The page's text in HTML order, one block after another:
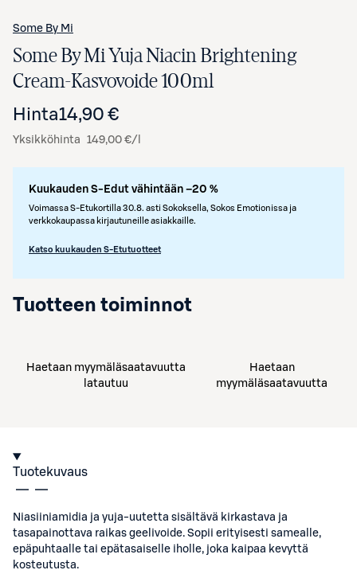
Some By Mi
Some By Mi Yuja Niacin Brightening
Cream-Kasvovoide 100ml
Hinta14,90 €
Yksikköhinta 149,00 €/l
Kuukauden S-Edut vähintään –20 %
Voimassa S-Etukortilla 30.8. asti Sokoksella, Sokos Emotionissa ja
verkkokaupassa kirjautuneille asiakkaille.
Katso kuukauden S-Etutuotteet
Tuotteen toiminnot
Haetaan myymäläsaatavuutta
latautuu
Haetaan
myymäläsaatavuutta
Tuotekuvaus
Niasiiniamidia ja yuja-uutetta sisältävä kirkastava ja
tasapainottava raikas geelivoide. Sopii erityisesti samealle,
epäpuhtaalle tai epätasaiselle iholle, joka kaipaa kevyttä
kosteutusta.